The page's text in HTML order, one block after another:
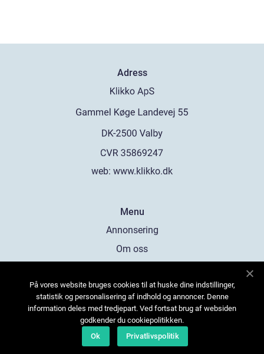
Adress
web: www.klikko.dk
Menu
Annonsering
Om oss
Kontakta oss
Sitemap
På vores website bruges cookies til at huske dine indstillinger,
statistik og personalisering af indhold og annoncer. Denne
information deles med tredjepart. Ved fortsat brug af websiden
godkender du cookiepolitikken.
Ok
Privatlivspolitik